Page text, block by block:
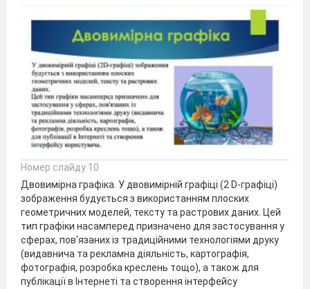
Номер слайду 10
Двовимірна графіка. У двовимірній графіці (2 D-графіці)
зображення будується з використанням плоских
геометричних моделей, тексту та растрових даних. Цей
тип графіки насамперед призначено для застосування у
сферах, пов'язаних із традиційними технологіями друку
(видавнича та рекламна діяльність, картографія,
фотографія, розробка креслень тощо), а також для
публікації в Інтернеті та створення інтерфейсу